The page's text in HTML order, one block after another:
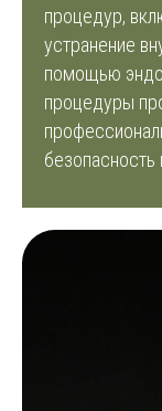
процедур,
устранение
помощью
процедуры
безопасность